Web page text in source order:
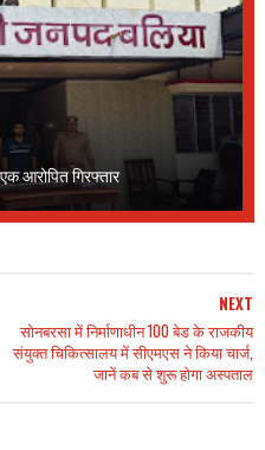
आरोपित गिरफ्तार
NEXT
सोनबरसा में निर्माणाधीन 100 बेड के राजकीय
संयुक्त चिकित्सालय में सीएमएस ने किया चार्ज,
जानें कब से शुरू होगा अस्पताल